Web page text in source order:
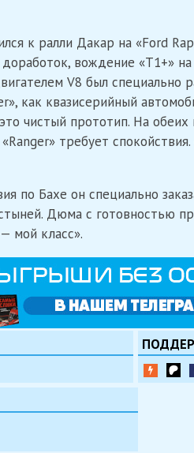
к ралли Дакар на «Ford
вождение «T1+»
V8 был специально
как квазисерийный
чистый прототип. На
требует
по Бахе он специально
Дюма с готовностью
мой класс».